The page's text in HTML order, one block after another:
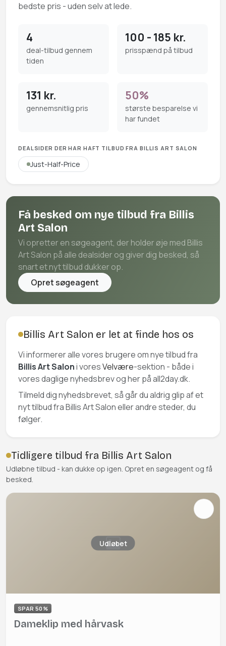
bedste pris - uden selv at lede.
4
deal-tilbud gennem
tiden
100 - 185 kr.
prisspænd på tilbud
131 kr.
gennemsnitlig pris
50%
største besparelse vi
har fundet
DEALSIDER DER HAR HAFT TILBUD FRA BILLIS ART SALON
Just-Half-Price
Få besked om nye tilbud fra Billis
Art Salon
Vi opretter en søgeagent, der holder øje med Billis
Art Salon på alle dealsider og giver dig besked, så
snart et nyt tilbud dukker op.
Opret søgeagent
Billis Art Salon er let at finde hos os
Vi informerer alle vores brugere om nye tilbud fra
Billis Art Saloni voresVelvære-sektion - både i
vores daglige nyhedsbrev og her på all2day.dk.
Tilmeld dig nyhedsbrevet, så går du aldrig glip af et
nyt tilbud fra Billis Art Salon eller andre steder, du
følger.
Tidligere tilbud fra Billis Art Salon
Udløbne tilbud - kan dukke op igen. Opret en søgeagent og få
besked.
Udløbet
SPAR 50%
Dameklip med hårvask